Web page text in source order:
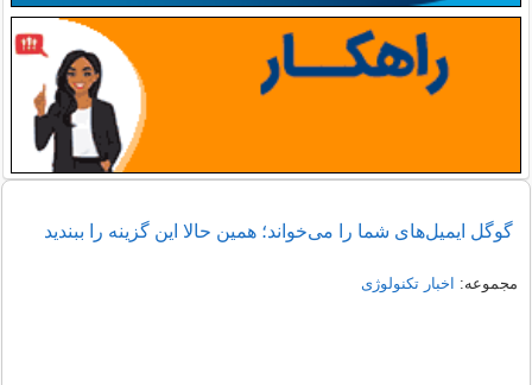
گوگل ایمیل‌های شما را می‌خواند؛ همین حالا این گزینه را ببندید
مجموعه: اخبار تکنولوژی